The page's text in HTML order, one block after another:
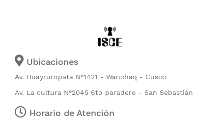
Ubicaciones
Av. Huayruropata N°1421 - Wanchaq - Cusco
Av. La cultura N°2045 6to paradero - San Sebastián
Horario de Atención